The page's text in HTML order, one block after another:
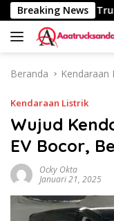
Langsung
ke
konten
Breaking News
Km Truk
Beranda Kendaraan
Kendaraan Listrik
Wujud
EV Bocor,
Ocky Okta
Januari 21, 2025